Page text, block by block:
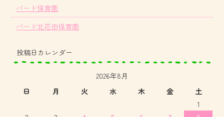
バード保育園
バード北花田保育園
投稿日カレンダー
2026年8月
日
月 火 水 木 金
土
1